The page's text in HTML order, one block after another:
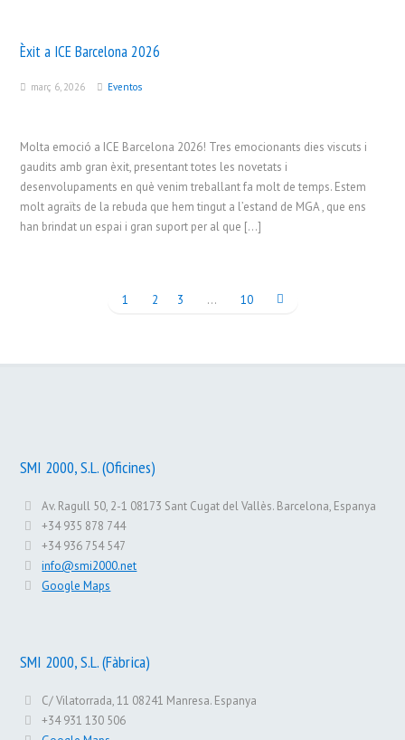
Èxit a ICE Barcelona 2026
març 6, 2026 Eventos
Molta emoció a ICE Barcelona 2026! Tres emocionants dies viscuts i
gaudits amb gran èxit, presentant totes les novetats i
desenvolupaments en què venim treballant fa molt de temps. Estem
molt agraïts de la rebuda que hem tingut a l’estand de MGA , que ens
han brindat un espai i gran suport per al que […]
1 2 3 … 10
SMI 2000, S.L. (Oficines)
Av. Ragull 50, 2-1 08173 Sant Cugat del Vallès. Barcelona, Espanya
+34 935 878 744
+34 936 754 547
info@smi2000.net
Google Maps
SMI 2000, S.L. (Fàbrica)
C/ Vilatorrada, 11 08241 Manresa. Espanya
+34 931 130 506